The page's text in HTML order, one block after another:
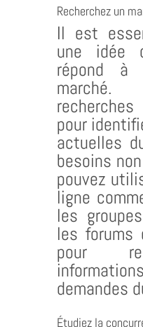
Recherchez un
Il est
une idée
répond à
pour
actuelles
besoins
pouvez
ligne
les
les forums
pour
demandes
Étudiez la